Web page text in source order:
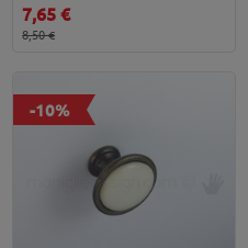
7,65 €
8,50 €
-10%